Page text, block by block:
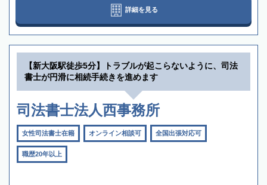
詳細を見る
【新大阪駅徒歩5分】トラブルが起こらないように、司法
書士が円滑に相続手続きを進めます
司法書士法人西事務所
女性司法書士在籍 オンライン相談可 全国出張対応可
職歴20年以上